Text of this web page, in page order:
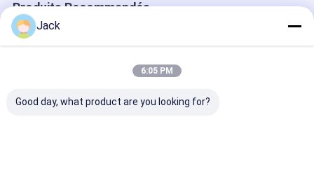
Produits Recommandés
Jack
6:05 PM
Good day, what product are you looking for?